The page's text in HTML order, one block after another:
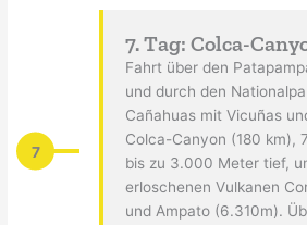
7
7. Tag: Colca-
Fahrt über den
und durch den
Cañahuas mit Vicuñas
Colca-Canyon (180 km),
bis zu 3.000 Meter tief,
erloschenen Vulkanen
und Ampato (6.310m).